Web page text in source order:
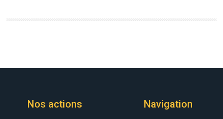
Nos actions Navigation